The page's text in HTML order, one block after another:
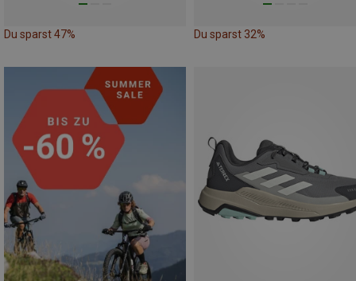
Du sparst 47% Du sparst 32%